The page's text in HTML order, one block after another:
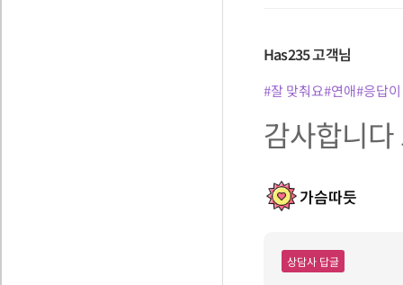
Has235고객님
#잘 맞춰요#연애#응답
감사합니
가슴따듯
상담사 답글